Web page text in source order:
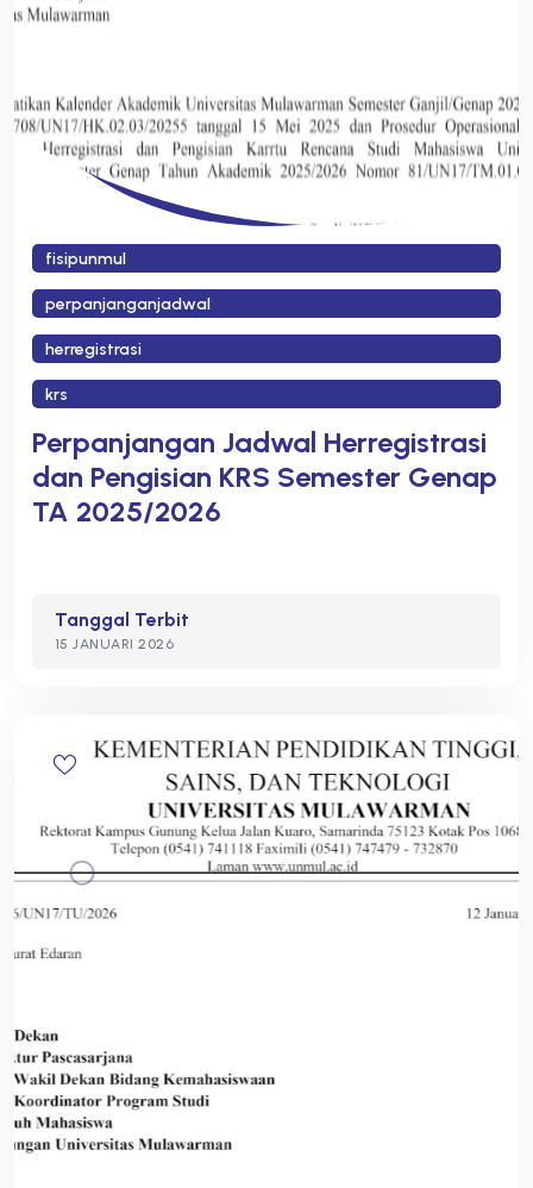
fisipunmul
perpanjanganjadwal
herregistrasi
krs
Perpanjangan Jadwal Herregistrasi
dan Pengisian KRS Semester Genap
TA 2025/2026
Tanggal Terbit
15 JANUARI 2026